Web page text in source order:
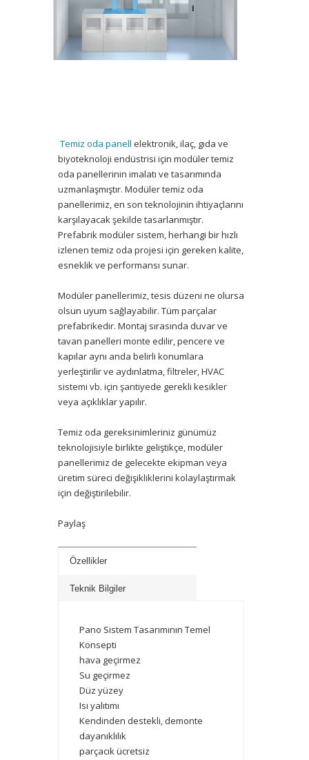
Temiz oda panell elektronik, ilaç, gıda ve
biyoteknoloji endüstrisi için modüler temiz
oda panellerinin imalatı ve tasarımında
uzmanlaşmıştır. Modüler temiz oda
panellerimiz, en son teknolojinin ihtiyaçlarını
karşılayacak şekilde tasarlanmıştır.
Prefabrik modüler sistem, herhangi bir hızlı
izlenen temiz oda projesi için gereken kalite,
esneklik ve performansı sunar.
Modüler panellerimiz, tesis düzeni ne olursa
olsun uyum sağlayabilir. Tüm parçalar
prefabrikedir. Montaj sırasında duvar ve
tavan panelleri monte edilir, pencere ve
kapılar aynı anda belirli konumlara
yerleştirilir ve aydınlatma, filtreler, HVAC
sistemi vb. için şantiyede gerekli kesikler
veya açıklıklar yapılır.
Temiz oda gereksinimleriniz günümüz
teknolojisiyle birlikte geliştikçe, modüler
panellerimiz de gelecekte ekipman veya
üretim süreci değişikliklerini kolaylaştırmak
için değiştirilebilir.
Paylaş
Özellikler
Teknik Bilgiler
Pano Sistem Tasarımının Temel
Konsepti
hava geçirmez
Su geçirmez
Düz yüzey
Isı yalıtımı
Kendinden destekli, demonte
dayanıklılık
parçacık ücretsiz